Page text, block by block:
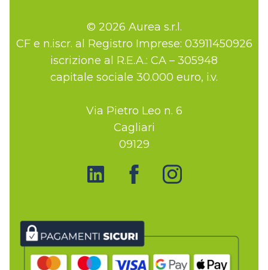
© 2026 Aurea s.r.l.
CF e n.iscr. al Registro Imprese: 03911450926
iscrizione al R.E.A.: CA – 305948
capitale sociale 30.000 euro, i.v.
Via Pietro Leo n. 6
Cagliari
09129